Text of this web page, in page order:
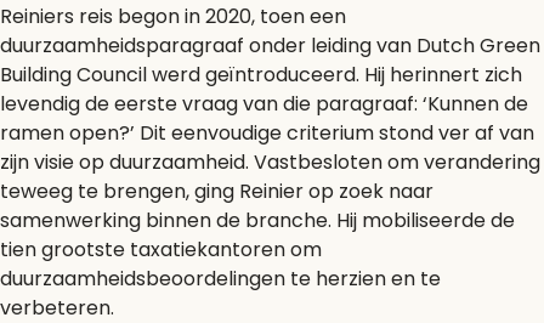
Reiniers reis begon in 2020, toen een
duurzaamheidsparagraaf onder leiding van Dutch Green
Building Council werd geïntroduceerd. Hij herinnert zich
levendig de eerste vraag van die paragraaf: ‘Kunnen de
ramen open?’ Dit eenvoudige criterium stond ver af van
zijn visie op duurzaamheid. Vastbesloten om verandering
teweeg te brengen, ging Reinier op zoek naar
samenwerking binnen de branche. Hij mobiliseerde de
tien grootste taxatiekantoren om
duurzaamheidsbeoordelingen te herzien en te
verbeteren.